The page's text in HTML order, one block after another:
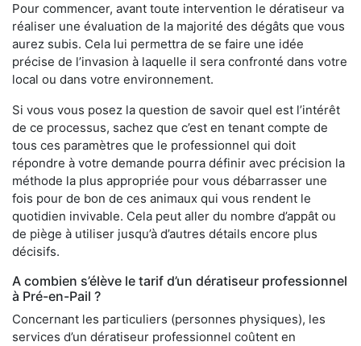
Pour commencer, avant toute intervention le dératiseur va
réaliser une évaluation de la majorité des dégâts que vous
aurez subis. Cela lui permettra de se faire une idée
précise de l’invasion à laquelle il sera confronté dans votre
local ou dans votre environnement.
Si vous vous posez la question de savoir quel est l’intérêt
de ce processus, sachez que c’est en tenant compte de
tous ces paramètres que le professionnel qui doit
répondre à votre demande pourra définir avec précision la
méthode la plus appropriée pour vous débarrasser une
fois pour de bon de ces animaux qui vous rendent le
quotidien invivable. Cela peut aller du nombre d’appât ou
de piège à utiliser jusqu’à d’autres détails encore plus
décisifs.
A combien s’élève le tarif d’un dératiseur professionnel
à Pré-en-Pail ?
Concernant les particuliers (personnes physiques), les
services d’un dératiseur professionnel coûtent en